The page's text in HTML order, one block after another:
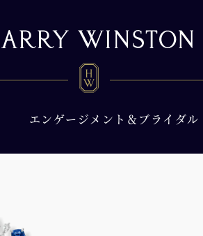
エンゲージメント＆ブライダル